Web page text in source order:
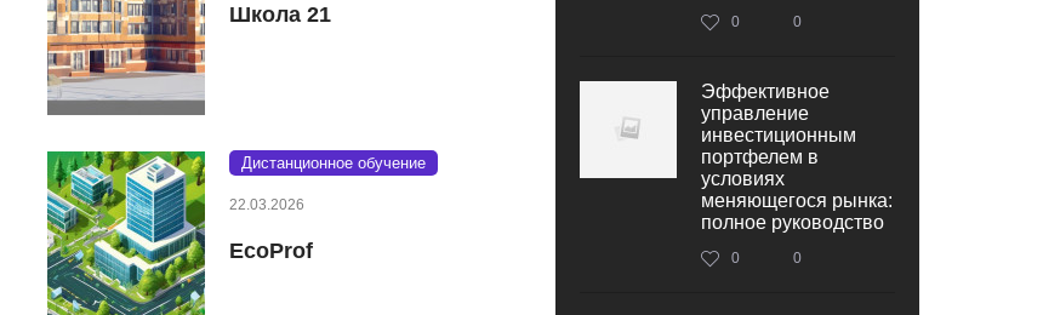
Школа 21
Дистанционное обучение
22.03.2026
EcoProf
0 0
Эффективное
управление
инвестиционным
портфелем в
условиях
меняющегося рынка:
полное руководство
0 0